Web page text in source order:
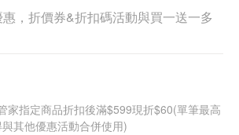
，折價券&折扣碼活動與買一送一多
家指定商品折扣後滿$599現折$60(單筆最高
其他優惠活動合併使用)